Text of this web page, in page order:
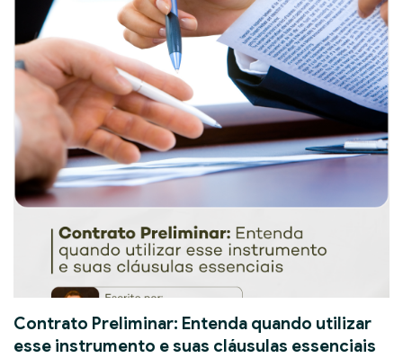
Contrato Preliminar: Entenda quando utilizar
esse instrumento e suas cláusulas essenciais